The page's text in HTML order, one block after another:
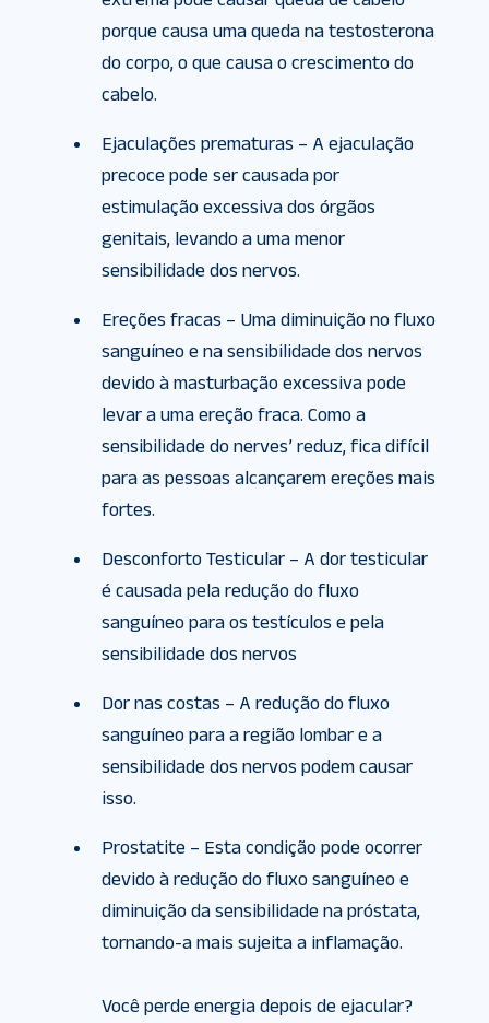
porque causa uma queda na testosterona
do corpo, o que causa o crescimento do
cabelo.
Ejaculações prematuras – A ejaculação
precoce pode ser causada por
estimulação excessiva dos órgãos
genitais, levando a uma menor
sensibilidade dos nervos.
Ereções fracas – Uma diminuição no fluxo
sanguíneo e na sensibilidade dos nervos
devido à masturbação excessiva pode
levar a uma ereção fraca. Como a
sensibilidade do nerves’ reduz, fica difícil
para as pessoas alcançarem ereções mais
fortes.
Desconforto Testicular – A dor testicular
é causada pela redução do fluxo
sanguíneo para os testículos e pela
sensibilidade dos nervos
Dor nas costas – A redução do fluxo
sanguíneo para a região lombar e a
sensibilidade dos nervos podem causar
isso.
Prostatite – Esta condição pode ocorrer
devido à redução do fluxo sanguíneo e
diminuição da sensibilidade na próstata,
tornando-a mais sujeita a inflamação.
Você perde energia depois de ejacular?